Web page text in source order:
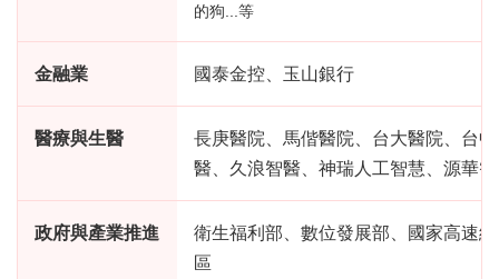
的狗...等
金融業 國泰金控、玉山銀行
醫療與生醫
長庚醫院、馬偕醫院、台大醫院、台
醫、久浪智醫、神瑞人工智慧、源華
政府與產業推進
衛生福利部、數位發展部、國家高速
區